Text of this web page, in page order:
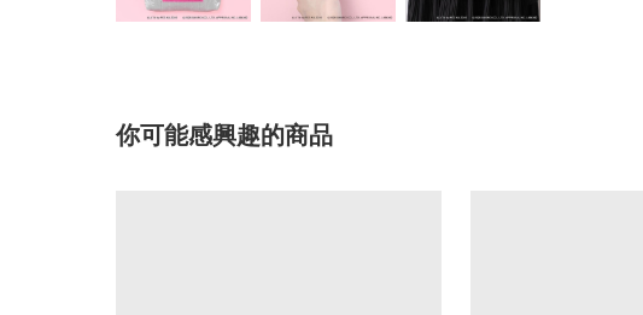
你可能感興趣的商品